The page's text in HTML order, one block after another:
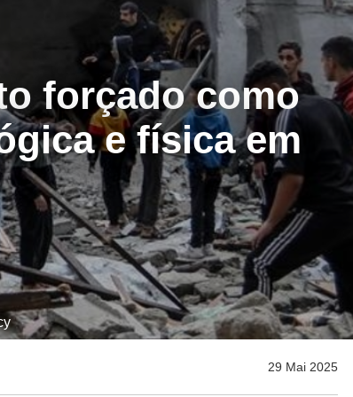
forçado como
e física em
29 Mai 2025